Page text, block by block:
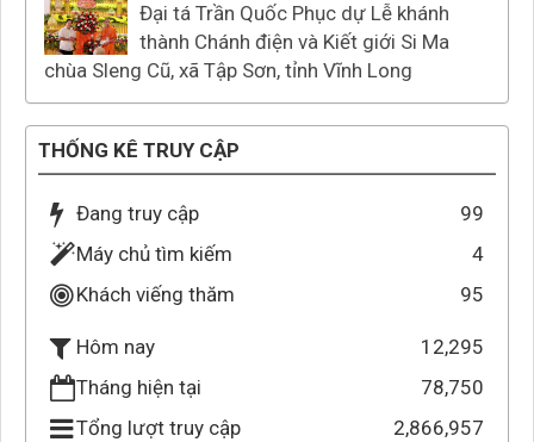
Đại tá Trần Quốc Phục dự Lễ khánh
thành Chánh điện và Kiết giới Si Ma
chùa Sleng Cũ, xã Tập Sơn, tỉnh Vĩnh Long
THỐNG KÊ TRUY CẬP
Đang truy cập
99
Máy chủ tìm kiếm
4
Khách viếng thăm
95
Hôm nay
12,295
Tháng hiện tại
78,750
Tổng lượt truy cập
2,866,957